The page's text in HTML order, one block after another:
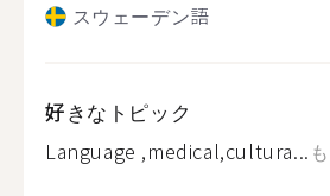
スウェーデン語
好きなトピック
Language ,medical,cultura...